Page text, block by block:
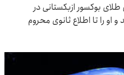
بوکسور ازبکستانی در
او را تا اطلاع ثانوی محروم